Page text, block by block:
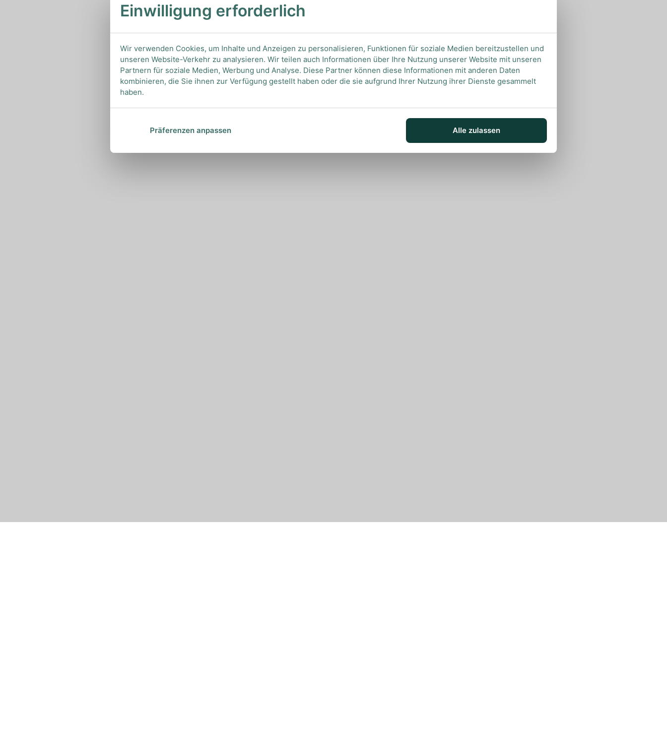
Einwilligung erforderlich
Wir verwenden Cookies, um Inhalte und Anzeigen zu personalisieren, Funktionen für soziale Medien bereitzustellen und
unseren Website-Verkehr zu analysieren. Wir teilen auch Informationen über Ihre Nutzung unserer Website mit unseren
Partnern für soziale Medien, Werbung und Analyse. Diese Partner können diese Informationen mit anderen Daten
kombinieren, die Sie ihnen zur Verfügung gestellt haben oder die sie aufgrund Ihrer Nutzung ihrer Dienste gesammelt
haben.
Präferenzen anpassen Alle zulassen